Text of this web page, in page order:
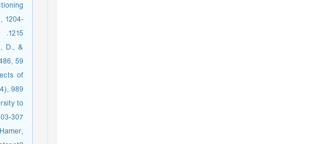
1204-
1215.
D., &
59.
of
989.
to
307.